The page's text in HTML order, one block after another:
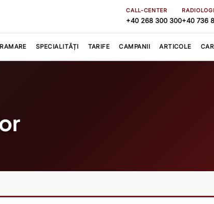
CALL-CENTER
+40 268 300 300+40 736
SPECIALITĂȚI TARIFE CAMPANII ARTICOLE